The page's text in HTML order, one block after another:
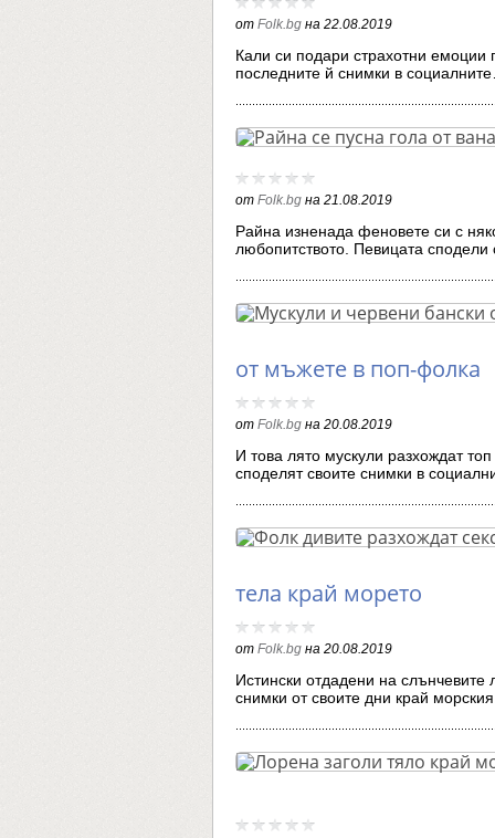
от Folk.bg на 22.08.2019
Кали си подари страхотни емоции
последните й снимки в
от Folk.bg на 21.08.2019
Райна изненада феновете си с
любопитството. Певицата сподели
от мъжете в поп-фолка
от Folk.bg на 20.08.2019
И това лято мускули разхождат
споделят своите снимки в
тела край морето
от Folk.bg на 20.08.2019
Истински отдадени на
снимки от своите дни край